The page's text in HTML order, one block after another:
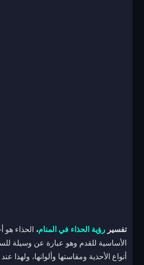
تفسير رؤية الحذاء في المنام، الحذاء هو
الأساسية للقدم وهو عبارة عن وسيلة
أنواع الأحذية ومقاستها وألوانها، ولهذا